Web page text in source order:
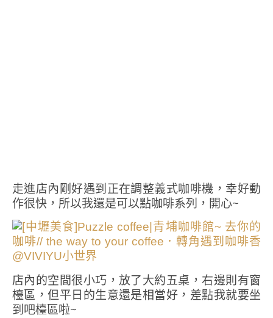
走進店內剛好遇到正在調整義式咖啡機，幸好動
作很快，所以我還是可以點咖啡系列，開心~
店內的空間很小巧，放了大約五桌，右邊則有窗
檯區，但平日的生意還是相當好，差點我就要坐
到吧檯區啦~